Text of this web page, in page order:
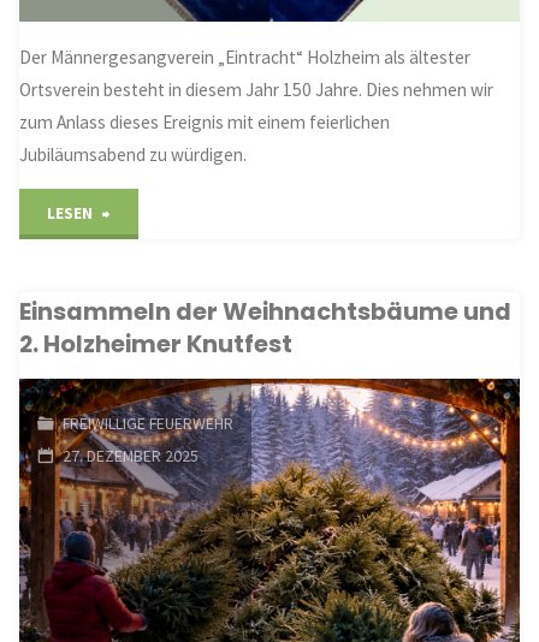
Der Männergesangverein „Eintracht“ Holzheim als ältester
Ortsverein besteht in diesem Jahr 150 Jahre. Dies nehmen wir
zum Anlass dieses Ereignis mit einem feierlichen
Jubiläumsabend zu würdigen.
LESEN
150jährigen
des
MGV
„Eintracht“
Holzheim"
Einsammeln der Weihnachtsbäume und
2. Holzheimer Knutfest
FREIWILLIGE FEUERWEHR
27. DEZEMBER 2025